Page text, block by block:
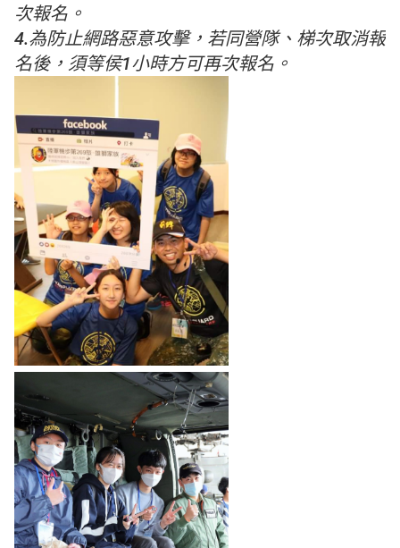
次報名。
4.為防止網路惡意攻擊，若同營隊、梯次取消報
名後，須等侯1小時方可再次報名。